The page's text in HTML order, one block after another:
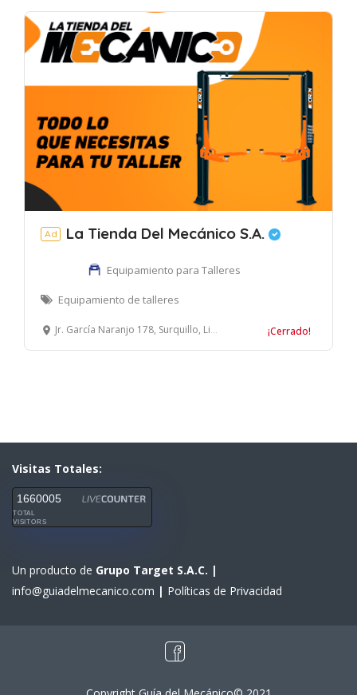
Ad La Tienda Del Mecánico S.A.
Equipamiento para Talleres
Equipamiento de talleres
Jr. García Naranjo 178, Surquillo, Lima, Perú ¡Cerrado!
Visitas Totales:
1660005
TOTAL
VISITORS
Un producto de Grupo Target S.A.C. |
info@guiadelmecanico.com | Políticas de Privacidad